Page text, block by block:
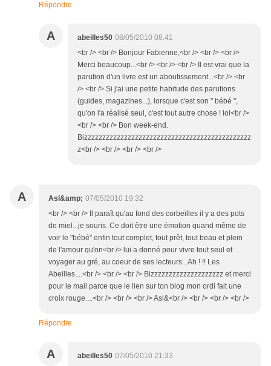
Répondre
A abeilles50 08/05/2010 08:41
<br /> <br /> Bonjour Fabienne,<br /> <br /> <br />
Merci beaucoup...<br /> <br /> <br /> Il est vrai que la
parution d'un livre est un aboutissement...<br /> <br
/> <br /> Si j'ai une petite habitude des parutions
(guides, magazines...), lorsque c'est son " bébé ",
qu'on l'a réalisé seul, c'est tout autre chose ! lol<br />
<br /> <br /> Bon week-end.
Bizzzzzzzzzzzzzzzzzzzzzzzzzzzzzzzzzzzzzzzzzzzzzz
z<br /> <br /> <br /> <br />
A Asl&amp; 07/05/2010 19:32
<br /> <br /> Il paraît qu'au fond des corbeilles il y a des pots
de miel...je souris. Ce doit être une émotion quand même de
voir le "bébé" enfin tout complet, tout prêt, tout beau et plein
de l'amour qu'on<br /> lui a donné pour vivre tout seul et
voyager au gré, au coeur de ses lecteurs...Ah ! !! Les
Abeilles....<br /> <br /> <br /> Bizzzzzzzzzzzzzzzzzzzz et merci
pour le mail parce que le lien sur ton blog mon ordi fait une
croix rouge....<br /> <br /> <br /> Asl&<br /> <br /> <br /> <br />
Répondre
A abeilles50 07/05/2010 21:33